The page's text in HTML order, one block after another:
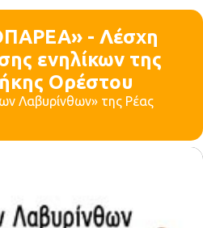
- Λέσχη
ενηλίκων της
Ορέστου
Λαβυρίνθων» της Ρέας